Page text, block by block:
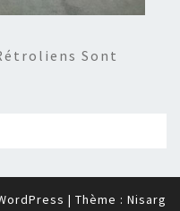
Sont
| Thème : Nisarg